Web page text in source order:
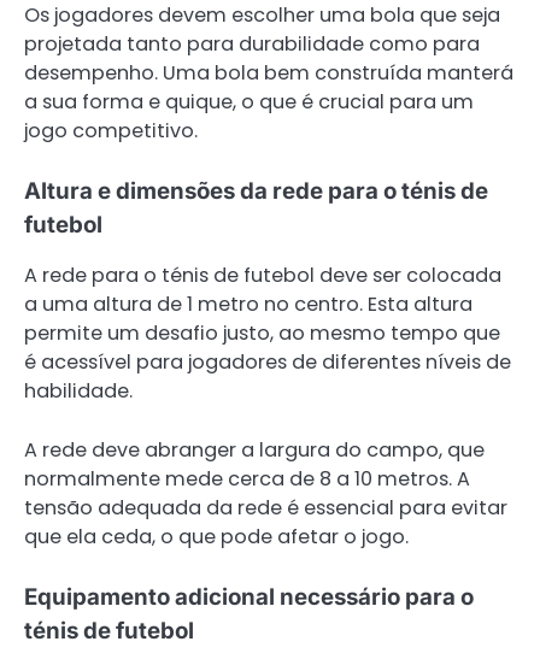
Os jogadores devem escolher uma bola que seja
projetada tanto para durabilidade como para
desempenho. Uma bola bem construída manterá
a sua forma e quique, o que é crucial para um
jogo competitivo.
Altura e dimensões da rede para o ténis de
futebol
A rede para o ténis de futebol deve ser colocada
a uma altura de 1 metro no centro. Esta altura
permite um desafio justo, ao mesmo tempo que
é acessível para jogadores de diferentes níveis de
habilidade.
A rede deve abranger a largura do campo, que
normalmente mede cerca de 8 a 10 metros. A
tensão adequada da rede é essencial para evitar
que ela ceda, o que pode afetar o jogo.
Equipamento adicional necessário para o
ténis de futebol